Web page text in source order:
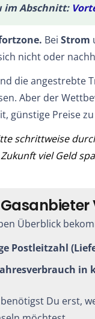
im Abschnitt:
Bei Strom
nicht oder
die angestrebte
Aber der
günstige Preise
schrittweise
viel Geld
Überblick
Postleitzahl
in
Du erst,